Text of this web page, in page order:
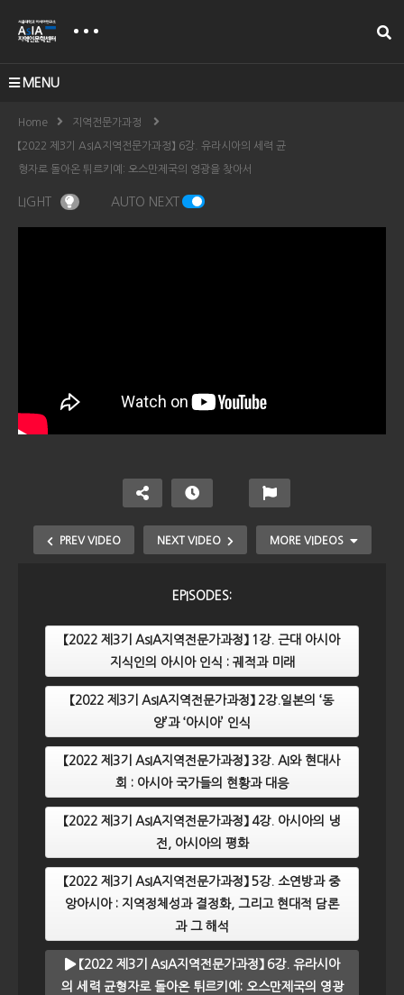
MENU
Home 지역전문가과정
【2022 제3기 AsIA지역전문가과정】 6강. 유라시아의 세력 균
형자로 돌아온 튀르키예: 오스만제국의 영광을 찾아서
LIGHT AUTO NEXT
PREV VIDEO NEXT VIDEO MORE VIDEOS
【2022 제3기 AsIA지역전문가과정】 4강. 아시아의 냉
전, 아시아의 평화
EPISODES:
【2022 제3기 AsIA지역전문가과정】 1강. 근대 아시아
지식인의 아시아 인식 : 궤적과 미래
【2022 제3기 AsIA지역전문가과정】 2강.일본의 ‘동
양’과 ‘아시아’ 인식
【2022 제3기 AsIA지역전문가과정】 3강. AI와 현대사
회 : 아시아 국가들의 현황과 대응
【2022 제3기 AsIA지역전문가과정】 4강. 아시아의 냉
전, 아시아의 평화
【2022 제3기 AsIA지역전문가과정】 5강. 소연방과 중
앙아시아 : 지역정체성과 결정화, 그리고 현대적 담론
과 그 해석
【2022 제3기 AsIA지역전문가과정】 6강. 유라시아
의 세력 균형자로 돌아온 튀르키예: 오스만제국의 영광